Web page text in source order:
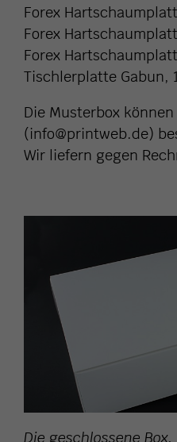
Forex
Forex
Forex
Tischlerplatte Gabun,
Die Musterbox
(info@printweb.de)
Wir liefern gegen
Die geschlossene Box.